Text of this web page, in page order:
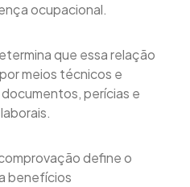
ocupacional.
que essa relação
meios técnicos e
perícias e
define o
benefícios